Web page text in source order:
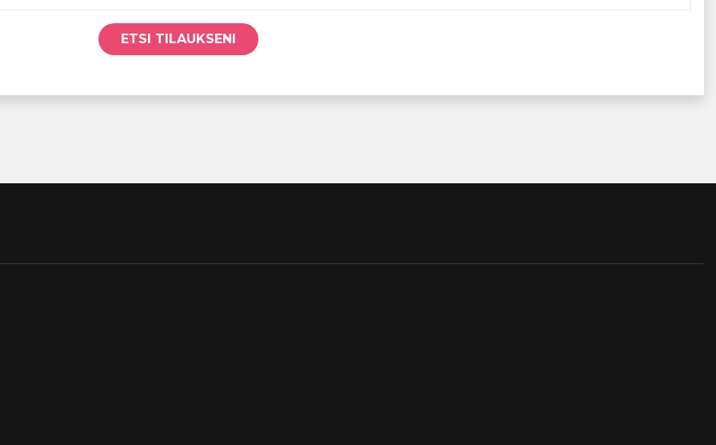
ETSI TILAUKSENI